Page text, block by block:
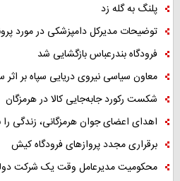
پلنگ به گله زد
توضیحات مدیرکل دامپزشکی در مورد
فرودگاه بندرعباس بازگشایی شد
معاون سیاسی نیروی دریایی سپاه بر
شکست رکورد جابه‌جایی کالا در هرمزگان
اهدای اعضای جوان هرمزگانی، زندگی را
برقراری مجدد پروازهای فرودگاه کیش
محکومیت مدیرعامل وقت یک شرکت